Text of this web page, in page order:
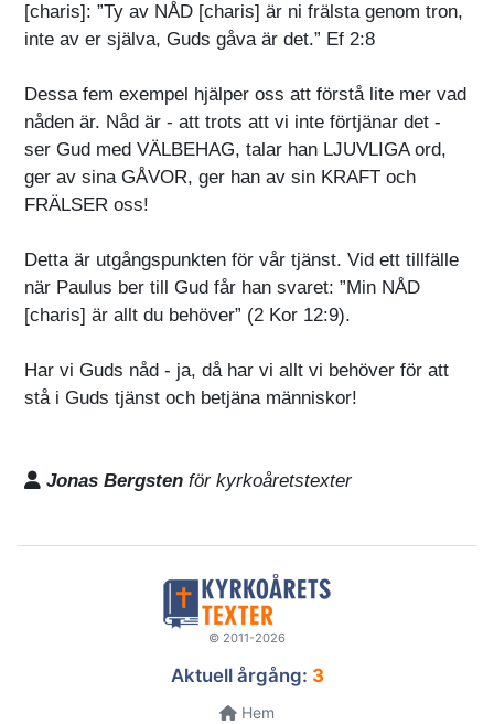
[charis]: ”Ty av NÅD [charis] är ni frälsta genom tron,
inte av er själva, Guds gåva är det.” Ef 2:8
Dessa fem exempel hjälper oss att förstå lite mer vad
nåden är. Nåd är - att trots att vi inte förtjänar det -
ser Gud med VÄLBEHAG, talar han LJUVLIGA ord,
ger av sina GÅVOR, ger han av sin KRAFT och
FRÄLSER oss!
Detta är utgångspunkten för vår tjänst. Vid ett tillfälle
när Paulus ber till Gud får han svaret: ”Min NÅD
[charis] är allt du behöver” (2 Kor 12:9).
Har vi Guds nåd - ja, då har vi allt vi behöver för att
stå i Guds tjänst och betjäna människor!
Jonas Bergsten för kyrkoåretstexter
© 2011-2026
Aktuell årgång: 3
Hem